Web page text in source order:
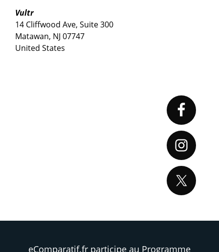
Vultr
14 Cliffwood Ave, Suite 300
Matawan, NJ 07747
United States
Primary
Sidebar
eComparatif.fr participe au Programme